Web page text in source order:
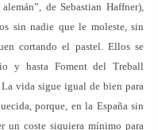
de Sebastian Haffner),
sin nadie que le moleste, sin
cortando el pastel. Ellos se
y hasta Foment del Treball
vida sigue igual de bien para
porque, en la España sin
un coste siquiera mínimo para